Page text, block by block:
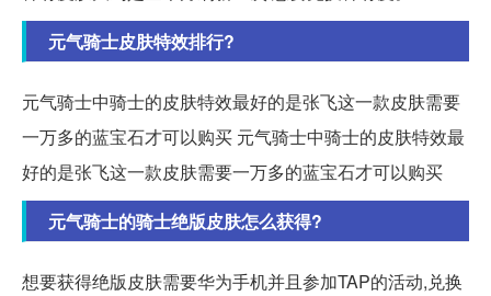
元气骑士皮肤特效排行?
元气骑士中骑士的皮肤特效最好的是张飞这一款皮肤需要
一万多的蓝宝石才可以购买 元气骑士中骑士的皮肤特效最
好的是张飞这一款皮肤需要一万多的蓝宝石才可以购买
元气骑士的骑士绝版皮肤怎么获得?
想要获得绝版皮肤需要华为手机并且参加TAP的活动,兑换